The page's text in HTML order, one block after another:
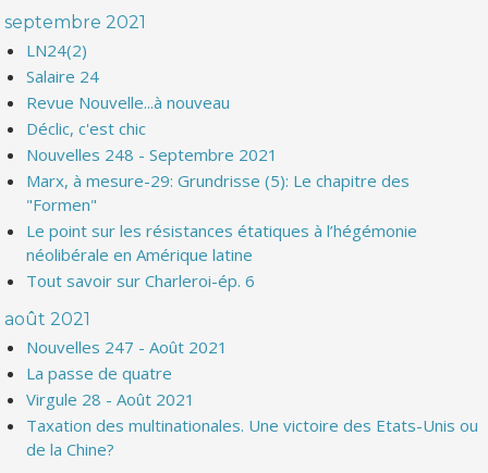
septembre 2021
LN24(2)
Salaire 24
Revue Nouvelle...à nouveau
Déclic, c'est chic
Nouvelles 248 - Septembre 2021
Marx, à mesure-29: Grundrisse (5): Le chapitre des
"Formen"
Le point sur les résistances étatiques à l’hégémonie
néolibérale en Amérique latine
Tout savoir sur Charleroi-ép. 6
août 2021
Nouvelles 247 - Août 2021
La passe de quatre
Virgule 28 - Août 2021
Taxation des multinationales. Une victoire des Etats-Unis ou
de la Chine?